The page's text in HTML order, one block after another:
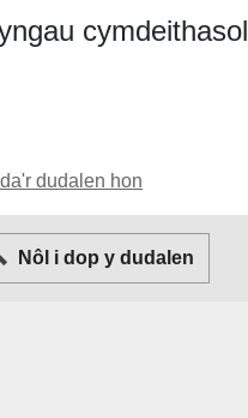
cymdeithasol
dudalen hon
Facebook
Nôl i dop y dudalen